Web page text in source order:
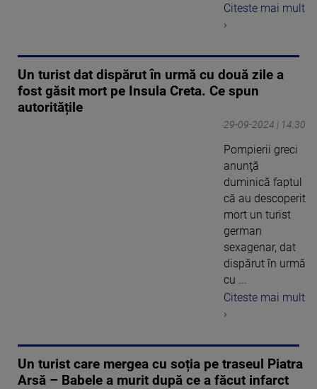
Citeste mai mult
›
Un turist dat dispărut în urmă cu două zile a
fost găsit mort pe Insula Creta. Ce spun
autoritățile
29-09-2024 | 14:30
Pompierii greci
anunţă
duminică faptul
că au descoperit
mort un turist
german
sexagenar, dat
dispărut în urmă
cu ...
Citeste mai mult
›
Un turist care mergea cu soția pe traseul Piatra
Arsă – Babele a murit după ce a făcut infarct